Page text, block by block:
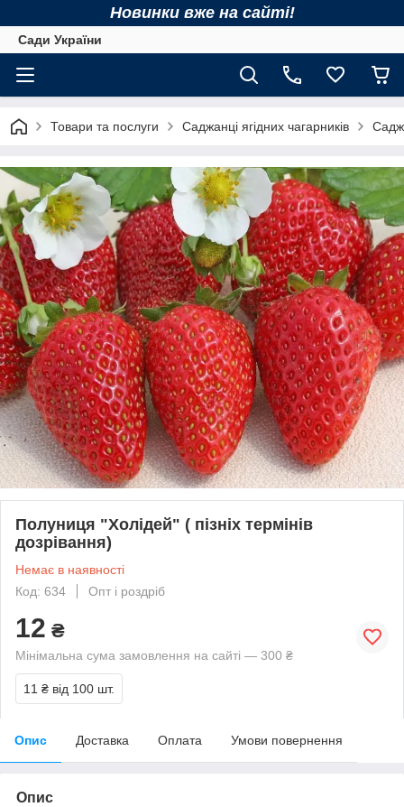
Новинки вже на сайті!
Сади України
Товари та послуги Саджанці ягідних чагарників
Полуниця "Холідей" ( пізніх термінів
дозрівання)
Немає в наявності
Код: 634
Опт і роздріб
12 ₴
Мінімальна сума замовлення на сайті — 300 ₴
11 ₴ від 100 шт.
Опис Доставка Оплата Умови повернення
Опис